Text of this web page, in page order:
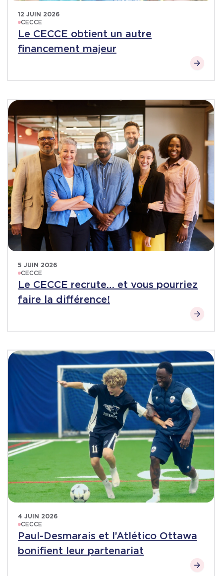
12 JUIN 2026
CECCE
Le CECCE obtient un autre
financement majeur
5 JUIN 2026
CECCE
Le CECCE recrute… et vous pourriez
faire la différence!
4 JUIN 2026
CECCE
Paul-Desmarais et l’Atlético Ottawa
bonifient leur partenariat